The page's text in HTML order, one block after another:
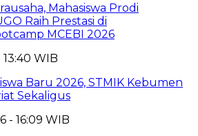
Mahasiswa Prodi
Raih Prestasi di
MCEBI 2026
WIB
Baru 2026, STMIK Kebumen
Sekaligus
- 16:09 WIB